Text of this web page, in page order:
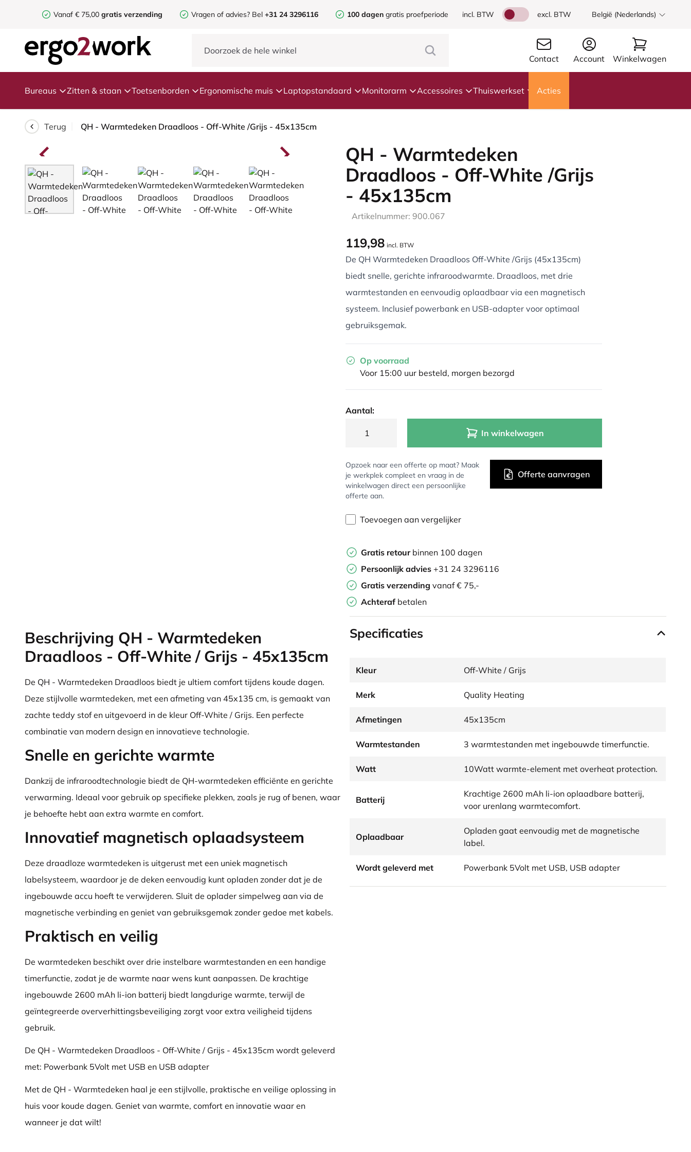
Vanaf € 75,00 gratis verzending Vragen of advies? Bel +31 24 3296116 100 dagen gratis proefperiode incl. BTW excl. BTW België (Nederlands)
Contact Account Winkelwagen
Bureaus Zitten & staan Toetsenborden Ergonomische muis Laptopstandaard Monitorarm Accessoires Thuiswerkset Acties
Terug QH - Warmtedeken Draadloos - Off-White /Grijs - 45x135cm
QH - Warmtedeken
Draadloos - Off-White /Grijs
- 45x135cm
Artikelnummer: 900.067
119,98 incl. BTW
De QH Warmtedeken Draadloos Off-White /Grijs (45x135cm)
biedt snelle, gerichte infraroodwarmte. Draadloos, met drie
warmtestanden en eenvoudig oplaadbaar via een magnetisch
systeem. Inclusief powerbank en USB-adapter voor optimaal
gebruiksgemak.
Op voorraad
Voor 15:00 uur besteld, morgen bezorgd
Aantal:
In winkelwagen
Opzoek naar een offerte op maat? Maak
je werkplek compleet en vraag in de
winkelwagen direct een persoonlijke
offerte aan.
Offerte aanvragen
Toevoegen aan vergelijker
Gratis retourbinnen 100 dagen
Persoonlijk advies +31 24 3296116
Gratis verzending vanaf € 75,-
Achterafbetalen
Beschrijving QH - Warmtedeken
Draadloos - Off-White / Grijs - 45x135cm
De QH - Warmtedeken Draadloos biedt je ultiem comfort tijdens koude dagen.
Deze stijlvolle warmtedeken, met een afmeting van 45x135 cm, is gemaakt van
zachte teddy stof en uitgevoerd in de kleur Off-White / Grijs. Een perfecte
combinatie van modern design en innovatieve technologie.
Snelle en gerichte warmte
Dankzij de infraroodtechnologie biedt de QH-warmtedeken efficiënte en gerichte
verwarming. Ideaal voor gebruik op specifieke plekken, zoals je rug of benen, waar
je behoefte hebt aan extra warmte en comfort.
Innovatief magnetisch oplaadsysteem
Deze draadloze warmtedeken is uitgerust met een uniek magnetisch
labelsysteem, waardoor je de deken eenvoudig kunt opladen zonder dat je de
ingebouwde accu hoeft te verwijderen. Sluit de oplader simpelweg aan via de
magnetische verbinding en geniet van gebruiksgemak zonder gedoe met kabels.
Praktisch en veilig
De warmtedeken beschikt over drie instelbare warmtestanden en een handige
timerfunctie, zodat je de warmte naar wens kunt aanpassen. De krachtige
ingebouwde 2600 mAh li-ion batterij biedt langdurige warmte, terwijl de
geïntegreerde oververhittingsbeveiliging zorgt voor extra veiligheid tijdens
gebruik.
De QH - Warmtedeken Draadloos - Off-White / Grijs - 45x135cm wordt geleverd
met: Powerbank 5Volt met USB en USB adapter
Met de QH - Warmtedeken haal je een stijlvolle, praktische en veilige oplossing in
huis voor koude dagen. Geniet van warmte, comfort en innovatie waar en
wanneer je dat wilt!
Specificaties
Kleur Off-White / Grijs
Merk Quality Heating
Afmetingen 45x135cm
Warmtestanden 3 warmtestanden met ingebouwde timerfunctie.
Watt 10Watt warmte-element met overheat protection.
Batterij
Krachtige 2600 mAh li-ion oplaadbare batterij,
voor urenlang warmtecomfort.
Oplaadbaar
Opladen gaat eenvoudig met de magnetische
label.
Wordt geleverd met Powerbank 5Volt met USB, USB adapter